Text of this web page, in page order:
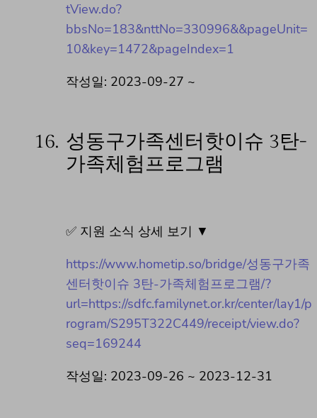
tView.do?
bbsNo=183&nttNo=330996&&pageUnit=
10&key=1472&pageIndex=1
작성일: 2023-09-27 ~
16. 성동구가족센터핫이슈 3탄-
가족체험프로그램
✅ 지원 소식 상세 보기 ▼
https://www.hometip.so/bridge/성동구가족
센터핫이슈 3탄-가족체험프로그램/?
url=https://sdfc.familynet.or.kr/center/lay1/p
rogram/S295T322C449/receipt/view.do?
seq=169244
작성일: 2023-09-26 ~ 2023-12-31